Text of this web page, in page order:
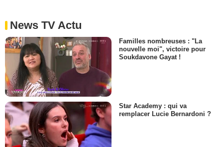
News TV Actu
Familles nombreuses : "La
nouvelle moi", victoire pour
Soukdavone Gayat !
Star Academy : qui va
remplacer Lucie Bernardoni ?